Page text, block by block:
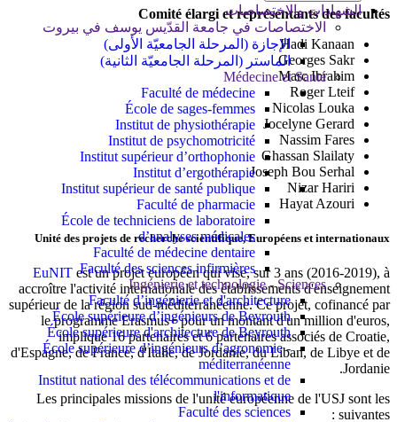
الشهادات والاختصاصات
الاختصاصات في جامعة القدّيس يوسف في بيروت
الإجازة (المرحلة الجامعيّة الأولى)
الماستر (المرحلة الجامعيّة الثانية)
Médecine et Santé
Faculté de médecine
École de sages-femmes
Institut de physiothérapie
Institut de psychomotricité
Institut supérieur d’orthophonie
Institut d’ergothérapie
Institut supérieur de santé publique
Faculté de pharmacie
École de techniciens de laboratoire
d’analyses médicales
Faculté de médecine dentaire
Faculté des sciences infirmières
Ingénierie et technologie - Sciences
Faculté d’ingénierie et d'architecture
École supérieure d’ingénieurs de Beyrouth
École supérieure d'architecture de Beyrouth
École supérieure d’ingénieurs d’agronomie -
méditerranéenne
Institut national des télécommunications et de
l'informatique
Faculté des sciences
Comité élargi et représentants des facultés
Hadi Kanaan
Georges Sakr
Marc Ibrahim
Roger Lteif
Nicolas Louka
Jocelyne Gerard
Nassim Fares
Ghassan Slailaty
Joseph Bou Serhal
Nizar Hariri
Hayat Azouri
Unité des projets de recherche scientifique, Européens et internationaux
EuNIT est un projet européen qui vise, sur 3 ans (2016-2019), à
accroître l'activité internationale des établissements d'enseignement
supérieur de la région sud-méditerranéenne. Ce projet, cofinancé par
le programme Erasmus+ pour un montant d'un million d'euros,
implique 16 partenaires et 6 partenaires associés de Croatie,
d'Espagne, de France, d'Italie, de Jordanie, du Liban, de Libye et de
Jordanie.
Les principales missions de l'unité européenne de l'USJ sont les
suivantes :